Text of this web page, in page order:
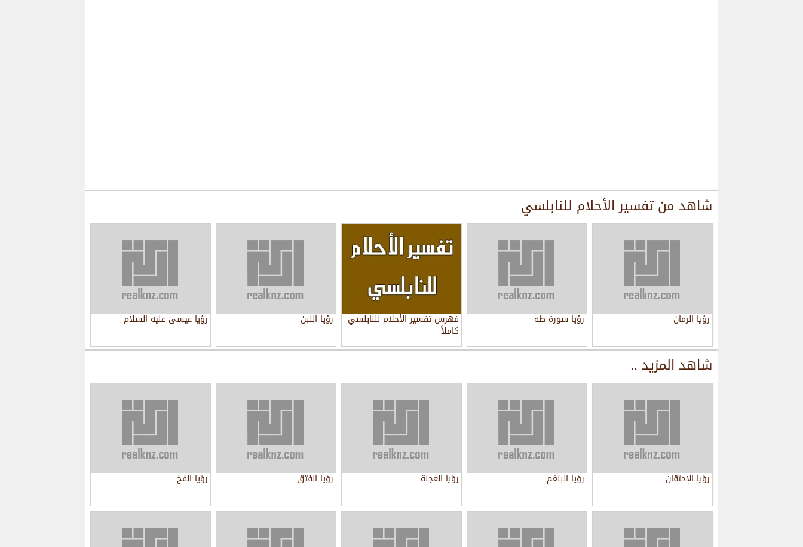
شاهد منتفسير الأحلام للنابلسي
رؤيا الرمان رؤيا سورة طه فهرس تفسير الأحلام للنابلسي
كاملاً
رؤيا اللبن رؤيا عيسى عليه السلام
شاهد المزيد ..
رؤيا الإحتقان رؤيا البلغم رؤيا العجلة رؤيا الفتق رؤيا الفخ